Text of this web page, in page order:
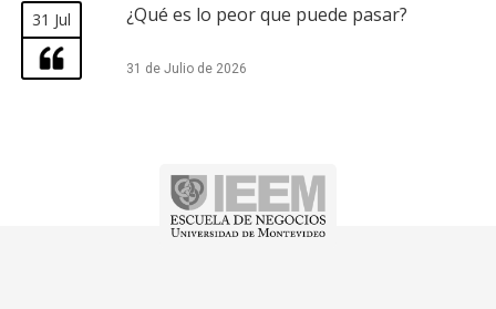
31 Jul ¿Qué es lo peor que puede pasar?
31 de Julio de 2026